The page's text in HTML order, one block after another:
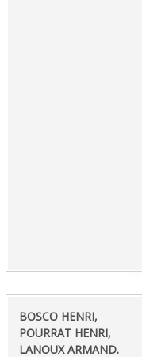
‎BOSCO HENRI,
POURRAT HENRI,
LANOUX ARMAND.‎